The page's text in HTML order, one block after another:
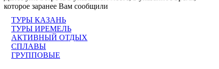
которое заранее Вам сообщили
ТУРЫ КАЗАНЬ
ТУРЫ ИРЕМЕЛЬ
АКТИВНЫЙ ОТДЫХ
СПЛАВЫ
ГРУППОВЫЕ